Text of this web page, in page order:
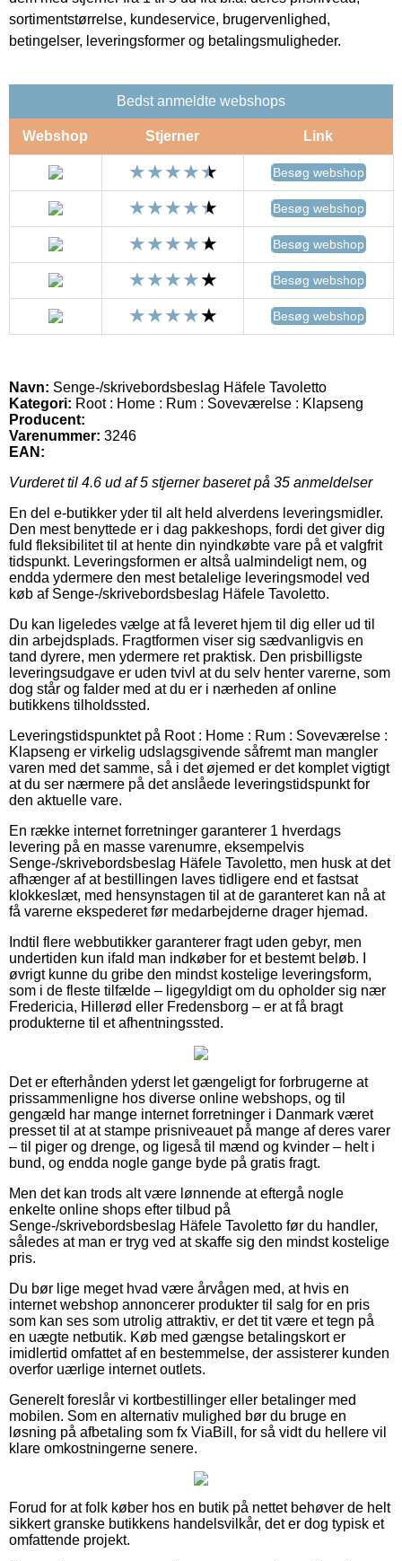
sortimentstørrelse, kundeservice, brugervenlighed,
betingelser, leveringsformer og betalingsmuligheder.
Bedst anmeldte webshops
Webshop Stjerner Link
Besøg webshop
Besøg webshop
Besøg webshop
Besøg webshop
Besøg webshop
Navn: Senge-/skrivebordsbeslag Häfele Tavoletto
Kategori: Root : Home : Rum : Soveværelse : Klapseng
Producent:
Varenummer: 3246
EAN:
Vurderet til 4.6 ud af 5 stjerner baseret på 35 anmeldelser
En del e-butikker yder til alt held alverdens leveringsmidler.
Den mest benyttede er i dag pakkeshops, fordi det giver dig
fuld fleksibilitet til at hente din nyindkøbte vare på et valgfrit
tidspunkt. Leveringsformen er altså ualmindeligt nem, og
endda ydermere den mest betalelige leveringsmodel ved
køb af Senge-/skrivebordsbeslag Häfele Tavoletto.
Du kan ligeledes vælge at få leveret hjem til dig eller ud til
din arbejdsplads. Fragtformen viser sig sædvanligvis en
tand dyrere, men ydermere ret praktisk. Den prisbilligste
leveringsudgave er uden tvivl at du selv henter varerne, som
dog står og falder med at du er i nærheden af online
butikkens tilholdssted.
Leveringstidspunktet på Root : Home : Rum : Soveværelse :
Klapseng er virkelig udslagsgivende såfremt man mangler
varen med det samme, så i det øjemed er det komplet vigtigt
at du ser nærmere på det anslåede leveringstidspunkt for
den aktuelle vare.
En række internet forretninger garanterer 1 hverdags
levering på en masse varenumre, eksempelvis
Senge-/skrivebordsbeslag Häfele Tavoletto, men husk at det
afhænger af at bestillingen laves tidligere end et fastsat
klokkeslæt, med hensynstagen til at de garanteret kan nå at
få varerne ekspederet før medarbejderne drager hjemad.
Indtil flere webbutikker garanterer fragt uden gebyr, men
undertiden kun ifald man indkøber for et bestemt beløb. I
øvrigt kunne du gribe den mindst kostelige leveringsform,
som i de fleste tilfælde – ligegyldigt om du opholder sig nær
Fredericia, Hillerød eller Fredensborg – er at få bragt
produkterne til et afhentningssted.
Det er efterhånden yderst let gængeligt for forbrugerne at
prissammenligne hos diverse online webshops, og til
gengæld har mange internet forretninger i Danmark været
presset til at at stampe prisniveauet på mange af deres varer
– til piger og drenge, og ligeså til mænd og kvinder – helt i
bund, og endda nogle gange byde på gratis fragt.
Men det kan trods alt være lønnende at eftergå nogle
enkelte online shops efter tilbud på
Senge-/skrivebordsbeslag Häfele Tavoletto før du handler,
således at man er tryg ved at skaffe sig den mindst kostelige
pris.
Du bør lige meget hvad være årvågen med, at hvis en
internet webshop annoncerer produkter til salg for en pris
som kan ses som utrolig attraktiv, er det tit være et tegn på
en uægte netbutik. Køb med gængse betalingskort er
imidlertid omfattet af en bestemmelse, der assisterer kunden
overfor uærlige internet outlets.
Generelt foreslår vi kortbestillinger eller betalinger med
mobilen. Som en alternativ mulighed bør du bruge en
løsning på afbetaling som fx ViaBill, for så vidt du hellere vil
klare omkostningerne senere.
Forud for at folk køber hos en butik på nettet behøver de helt
sikkert granske butikkens handelsvilkår, det er dog typisk et
omfattende projekt.